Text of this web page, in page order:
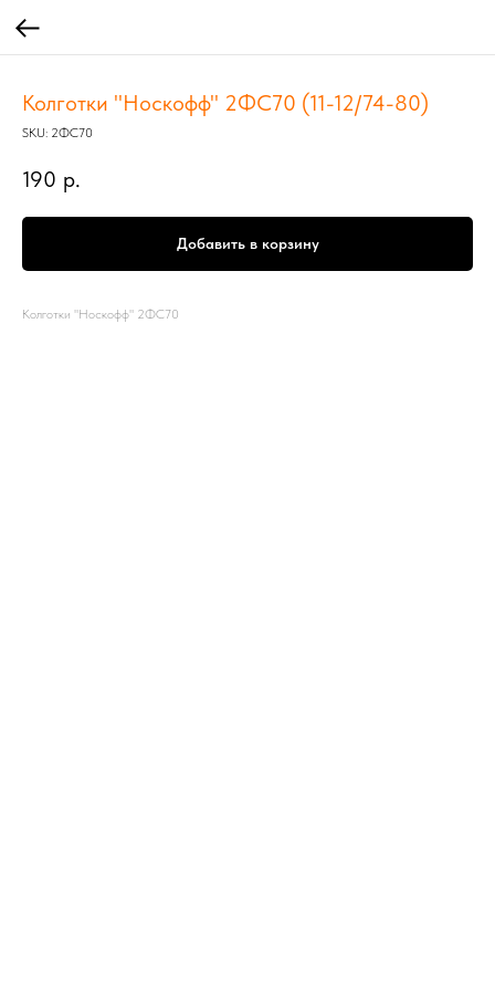
Колготки "Носкофф" 2ФС70 (11-12/74-80)
SKU: 2ФС70
190 р.
Добавить в корзину
Колготки "Носкофф" 2ФС70